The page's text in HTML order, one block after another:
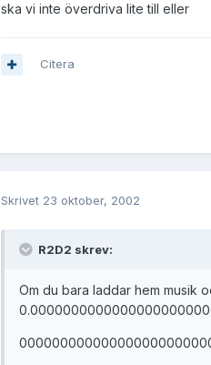
ska vi inte överdriva lite till eller
Citera
Skrivet 23 oktober, 2002
R2D2 skrev:
Om du bara laddar hem musik